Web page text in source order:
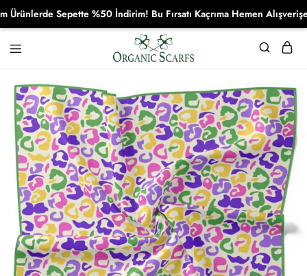
Organikscarf
Sepette %50 İndirim! Bu Fırsatı Kaçrıma Hemen Alışverişe